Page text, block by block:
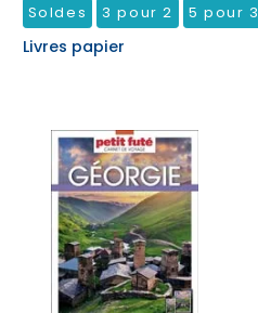
Soldes 3 pour 2 5 pour 3
Livres papier